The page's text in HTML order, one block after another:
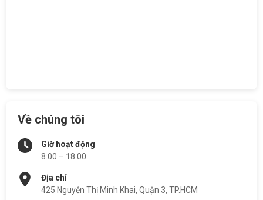
Về chúng tôi
Giờ hoạt động
8:00 – 18:00
Địa chỉ
425 Nguyễn Thị Minh Khai, Quận 3, TP.HCM